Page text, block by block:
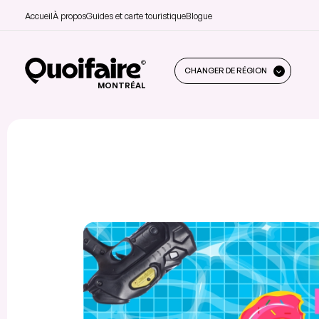
AccueilÀ proposGuides et carte touristiqueBlogue
MONTRÉAL
CHANGER DE RÉGION